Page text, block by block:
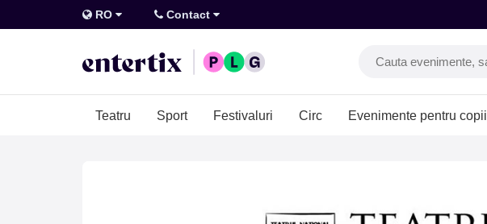
RO Contact
Teatru Sport Festivaluri Circ Evenimente pentru copii